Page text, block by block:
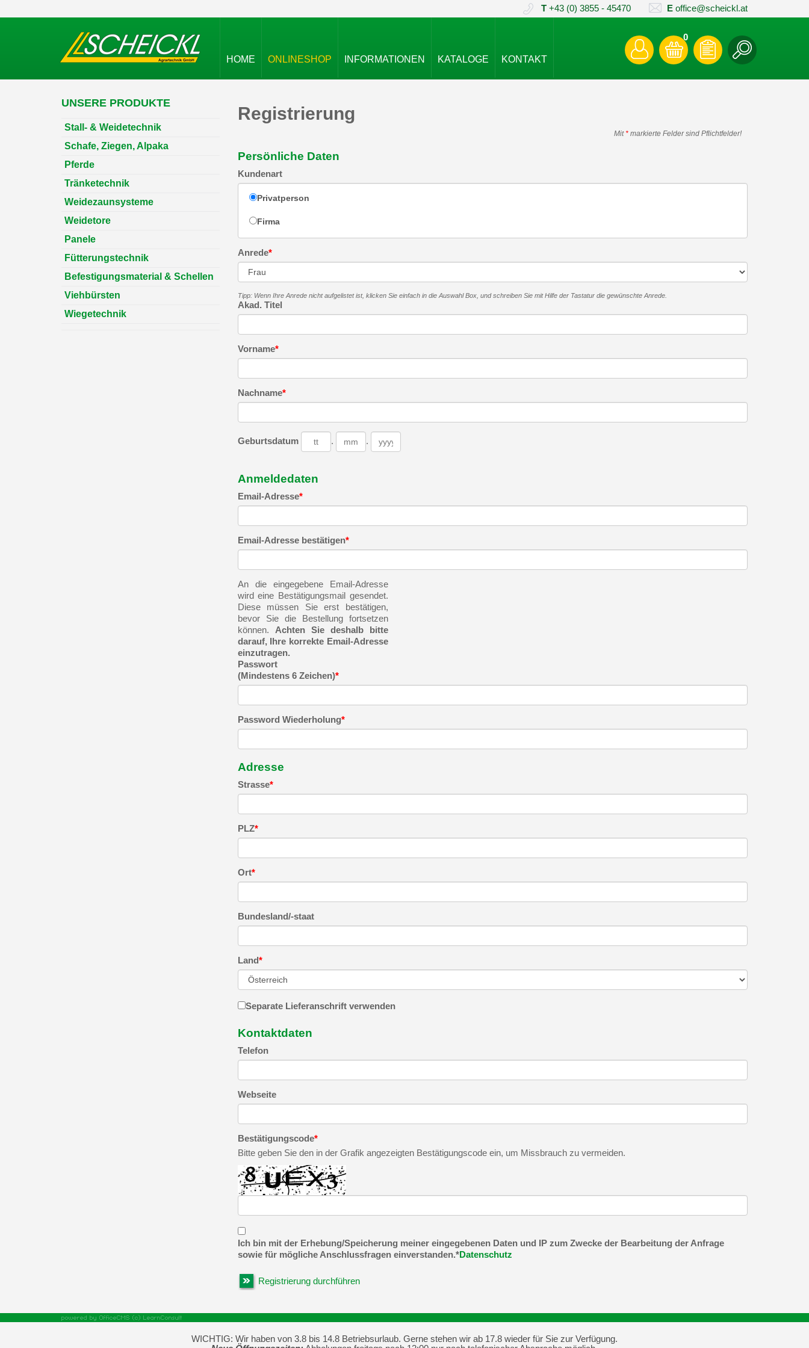
E office@scheickl.at
T +43 (0) 3855 - 45470
HOME ONLINESHOP INFORMATIONEN KATALOGE KONTAKT
0
Registrierung
Mit* markierte Felder sind Pflichtfelder!
Persönliche Daten
Kundenart
Privatperson
Firma
Anrede*
Tipp: Wenn Ihre Anrede nicht aufgelistet ist, klicken Sie einfach in die Auswahl Box, und schreiben Sie mit Hilfe der Tastatur die gewünschte Anrede.
Akad. Titel
Vorname*
Nachname*
Geburtsdatum . .
Anmeldedaten
Email-Adresse*
Email-Adresse bestätigen*
An die eingegebene Email-Adresse
wird eine Bestätigungsmail gesendet.
Diese müssen Sie erst bestätigen,
bevor Sie die Bestellung fortsetzen
können. Achten Sie deshalb bitte
darauf, Ihre korrekte Email-Adresse
einzutragen.
Passwort
(Mindestens 6 Zeichen)*
Password Wiederholung*
Adresse
Strasse*
PLZ*
Ort*
Bundesland/-staat
Land*
Separate Lieferanschrift verwenden
Kontaktdaten
Telefon
Webseite
Bestätigungscode*
Bitte geben Sie den in der Grafik angezeigten Bestätigungscode ein, um Missbrauch zu vermeiden.
Ich bin mit der Erhebung/Speicherung meiner eingegebenen Daten und IP zum Zwecke der Bearbeitung der Anfrage
sowie für mögliche Anschlussfragen einverstanden.*Datenschutz
Registrierung durchführen
UNSERE PRODUKTE
Stall- & Weidetechnik
Schafe, Ziegen, Alpaka
Pferde
Tränketechnik
Weidezaunsysteme
Weidetore
Panele
Fütterungstechnik
Befestigungsmaterial & Schellen
Viehbürsten
Wiegetechnik
WICHTIG: Wir haben von 3.8 bis 14.8 Betriebsurlaub. Gerne stehen wir ab 17.8 wieder für Sie zur Verfügung.